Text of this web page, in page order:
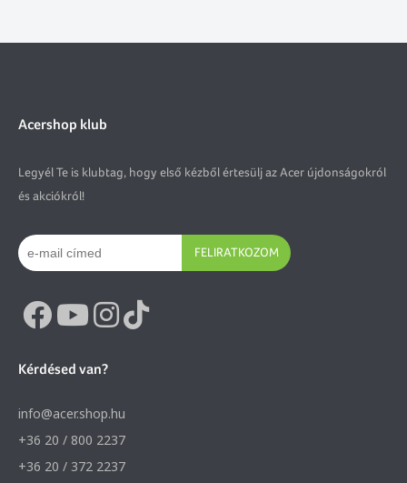
Acershop klub
Legyél Te is klubtag, hogy első kézből értesülj az Acer újdonságokról
és akciókról!
FELIRATKOZOM
Kérdésed van?
info@acer.shop.hu
+36 20 / 800 2237
+36 20 / 372 2237